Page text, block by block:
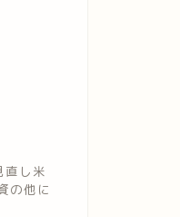
直し米
の他に